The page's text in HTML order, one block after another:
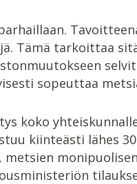
Tämä tarkoittaa
sopeuttaa
koko
kiinteästi lähes